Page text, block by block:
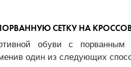
СЕТКУ НА
обуви с порванным
один из следующих